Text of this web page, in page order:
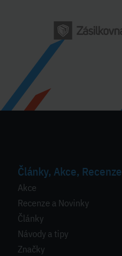
Články, Akce, Recenze
Akce
Recenze a Novinky
Články
Návody a tipy
Značky